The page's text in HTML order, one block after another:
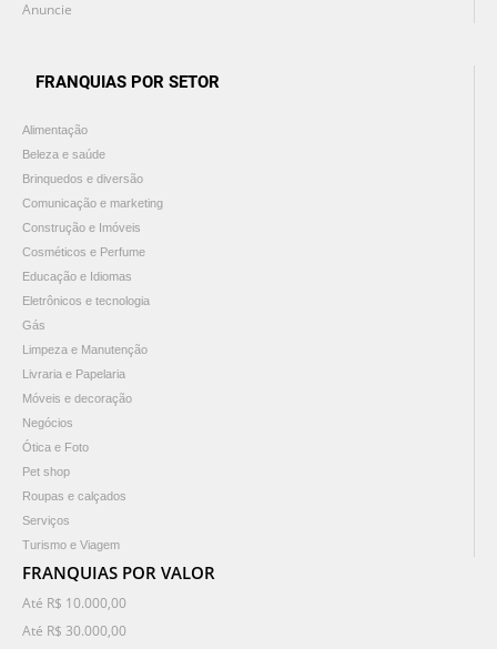
Anuncie
FRANQUIAS POR SETOR
Alimentação
Beleza e saúde
Brinquedos e diversão
Comunicação e marketing
Construção e Imóveis
Cosméticos e Perfume
Educação e Idiomas
Eletrônicos e tecnologia
Gás
Limpeza e Manutenção
Livraria e Papelaria
Móveis e decoração
Negócios
Ótica e Foto
Pet shop
Roupas e calçados
Serviços
Turismo e Viagem
FRANQUIAS POR VALOR
Até R$ 10.000,00
Até R$ 30.000,00